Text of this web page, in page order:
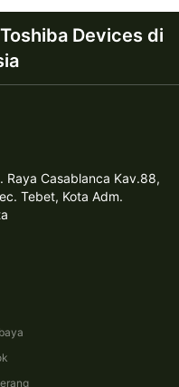
Devices di
Raya Casablanca Kav.88,
Tebet, Kota Adm.